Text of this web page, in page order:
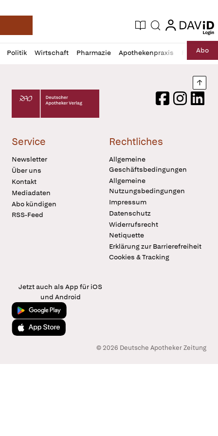
Deutsche Apotheker Zeitung
Aktuelle Ausgabe
Suche login
login
Politik Wirtschaft Pharmazie Apothekenpraxis RechtAbo
Profil
öffnen
Daz
Pur
Deutscher Apotheker Verlag Logo
FacebookInstagram
Service
Newsletter
Über uns
Kontakt
Mediadaten
Abo kündigen
RSS-Feed
Rechtliches
Allgemeine
Geschäftsbedingungen
Allgemeine
Nutzungsbedingungen
Impressum
Datenschutz
Widerrufsrecht
Netiquette
Erklärung zur Barrierefreiheit
Cookies & Tracking
Jetzt auch als App für iOS
und Android
Jetzt bei Google Play
Laden im App Store
© 2026 Deutsche Apotheker Zeitung